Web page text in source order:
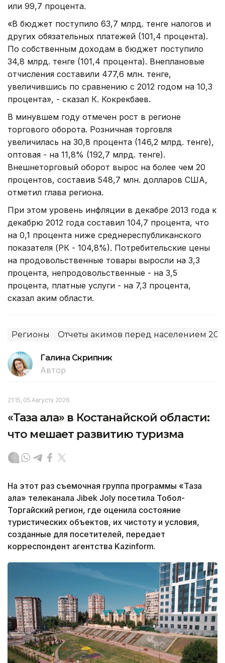
или 99,7 процента.
«В бюджет поступило 63,7 млрд. тенге налогов и
других обязательных платежей (101,4 процента).
По собственным доходам в бюджет поступило
34,8 млрд. тенге (101,4 процента). Внеплановые
отчисления составили 477,6 млн. тенге,
увеличившись по сравнению с 2012 годом на 10,3
процента», - сказал К. Кокрекбаев.
В минувшем году отмечен рост в регионе
торгового оборота. Розничная торговля
увеличилась на 30,8 процента (146,2 млрд. тенге),
оптовая - на 11,8% (192,7 млрд. тенге).
Внешнеторговый оборот вырос на более чем 20
процентов, составив 548,7 млн. долларов США,
отметил глава региона.
При этом уровень инфляции в декабре 2013 года к
декабрю 2012 года составил 104,7 процента, что
на 0,1 процента ниже среднереспубликанского
показателя (РК - 104,8%). Потребительские цены
на продовольственные товары выросли на 3,3
процента, непродовольственные - на 3,5
процента, платные услуги - на 7,3 процента,
сказал аким области.
Регионы Отчеты акимов перед населением
Галина Скрипник
Автор
21:15, 05 Августа 2026
«Таза қала» в Костанайской области:
что мешает развитию туризма
На этот раз съемочная группа программы «Таза
қала» телеканала Jibek Joly посетила Тобол-
Торгайский регион, где оценила состояние
туристических объектов, их чистоту и условия,
созданные для посетителей, передает
корреспондент агентства Kazinform.